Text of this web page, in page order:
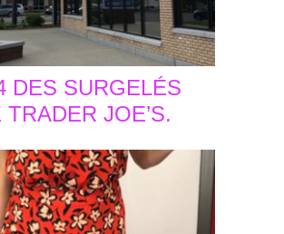
DES SURGELÉS
TRADER JOE’S.